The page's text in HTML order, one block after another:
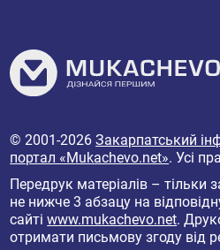
© 2001-2026Закарпатський
портал «Mukachevo.net». Усі
Передрук матеріалів – тільки
не нижче 3 абзацу на
сайтіwww.mukachevo.net.
отримати письмову згоду від